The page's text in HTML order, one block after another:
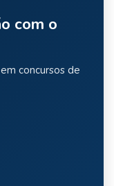
com o
concursos de